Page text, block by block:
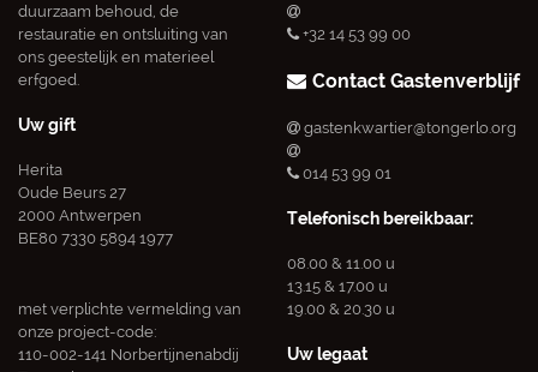
duurzaam behoud, de
restauratie en ontsluiting van
ons geestelijk en materieel
erfgoed.
Uw gift
Herita
Oude Beurs 27
2000 Antwerpen
BE80 7330 5894 1977
met verplichte vermelding van
onze project-code:
110-002-141 Norbertijnenabdij
+32 14 53 99 00
Contact Gastenverblijf
gastenkwartier@tongerlo.org
014 53 99 01
Telefonisch bereikbaar:
08.00 & 11.00 u
13.15 & 17.00 u
19.00 & 20.30 u
Uw legaat